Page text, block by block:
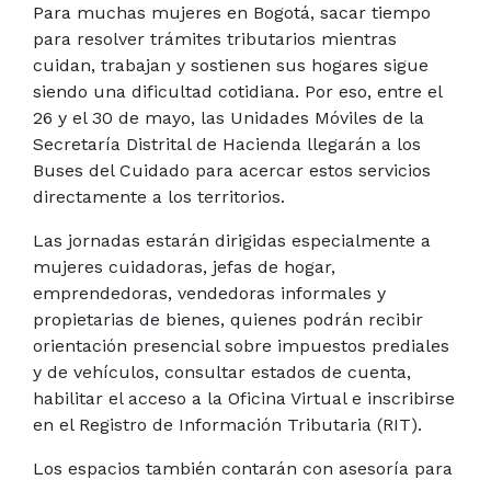
Para muchas mujeres en Bogotá, sacar tiempo
para resolver trámites tributarios mientras
cuidan, trabajan y sostienen sus hogares sigue
siendo una dificultad cotidiana. Por eso, entre el
26 y el 30 de mayo, las Unidades Móviles de la
Secretaría Distrital de Hacienda llegarán a los
Buses del Cuidado para acercar estos servicios
directamente a los territorios.
Las jornadas estarán dirigidas especialmente a
mujeres cuidadoras, jefas de hogar,
emprendedoras, vendedoras informales y
propietarias de bienes, quienes podrán recibir
orientación presencial sobre impuestos prediales
y de vehículos, consultar estados de cuenta,
habilitar el acceso a la Oficina Virtual e inscribirse
en el Registro de Información Tributaria (RIT).
Los espacios también contarán con asesoría para